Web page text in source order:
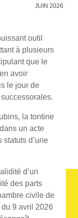
JUIN 2026
outil
à plusieurs
que le
avoir
le jour de
la tontine
un acte
statuts d’une
d’un
des parts
civile de
9 avril 2026